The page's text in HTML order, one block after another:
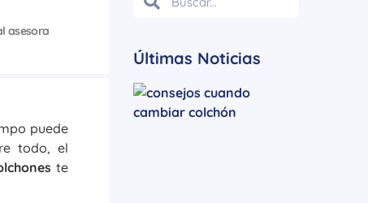
asesora
puede
todo, el
te
Últimas Noticias